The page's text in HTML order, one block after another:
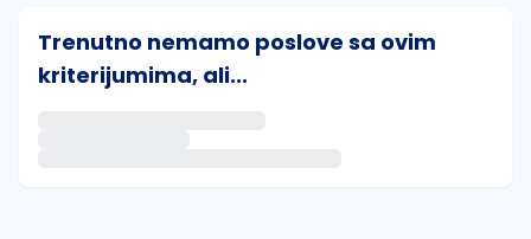
Trenutno nemamo poslove sa ovim
kriterijumima, ali...